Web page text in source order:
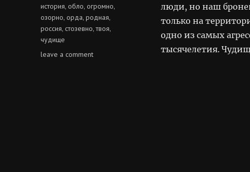
люди, но наш
только на
одно из самых
тысячелетия.
история,обло,огромно,
озорно,орда,родная,
россия,стозевно,твоя,
чудище
leave a commenton